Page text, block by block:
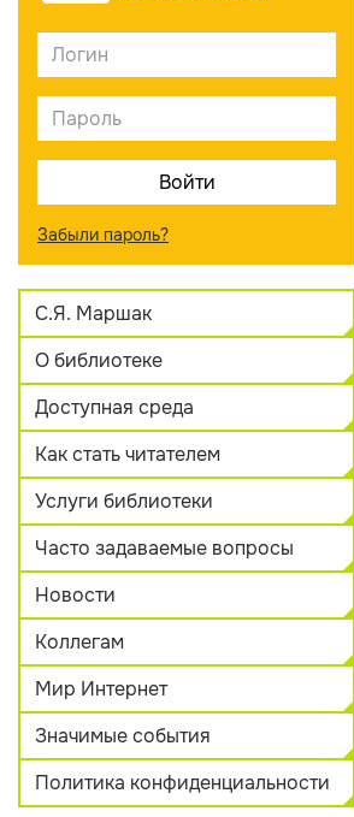
Забыли пароль?
С.Я. Маршак
О библиотеке
Доступная среда
Как стать читателем
Услуги библиотеки
Часто задаваемые вопросы
Новости
Коллегам
Мир Интернет
Значимые события
Политика конфиденциальности